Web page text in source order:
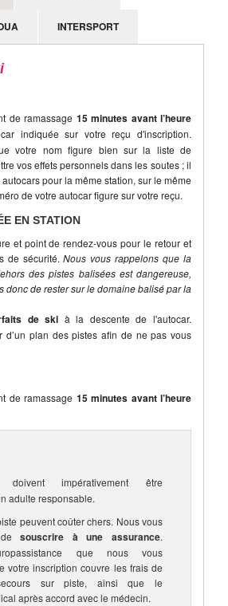
INTERSPORT
de ramassage 15 minutes avant l’heure
indiquée sur votre reçu d'inscription.
votre nom figure bien sur la liste de
vos effets personnels dans les soutes ; il
pour la même station, sur le même
de votre autocar figure sur votre reçu.
EN STATION
et point de rendez-vous pour le retour et
de sécurité.Nous vous rappelons que la
des pistes balisées est dangereuse,
donc de rester sur le domaine balisé par la
de ski à la descente de l'autocar.
d’un plan des pistes afin de ne pas vous
de ramassage 15 minutes avant l’heure
doivent impérativement être
adulte responsable.
peuvent coûter chers. Nous vous
desouscrire à une assurance.
que nous vous
votre inscription couvre les frais de
sur piste, ainsi que le
après accord avec le médecin.